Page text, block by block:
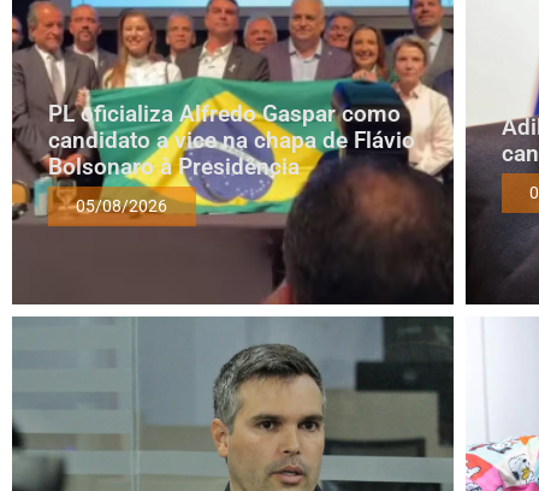
PL oficializa Alfredo Gaspar como
candidato a vice na chapa de Flávio
Bolsonaro à Presidência
05/08/2026